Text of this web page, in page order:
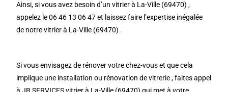
Ainsi, si vous avez besoin d’un vitrier à La-Ville (69470) ,
appelez le 06 46 13 06 47 et laissez faire l’expertise inégalée
de notre vitrier à La-Ville (69470) .
Si vous envisagez de rénover votre chez-vous et que cela
implique une installation ou rénovation de vitrerie , faites appel